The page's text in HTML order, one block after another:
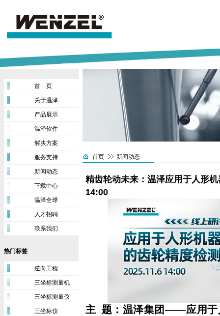
首 页
关于温泽
产品展示
温泽软件
解决方案
服务支持
新闻动态
下载中心
温泽全球
人才招聘
联系我们
热门标签
逆向工程
三坐标测量机
三坐标测量仪
三坐标仪
首页 新闻动态
精齿轮动未来：温泽应用于人形
14:00
主 题：温泽集团——应用于